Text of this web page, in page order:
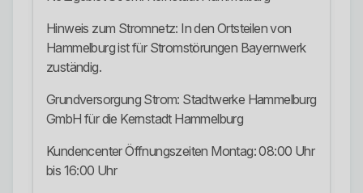
Hinweis zum Stromnetz: In den Ortsteilen von
Hammelburg ist für Stromstörungen Bayernwerk
zuständig.
Grundversorgung Strom: Stadtwerke Hammelburg
GmbH für die Kernstadt Hammelburg
Kundencenter Öffnungszeiten Montag: 08:00 Uhr
bis 16:00 Uhr